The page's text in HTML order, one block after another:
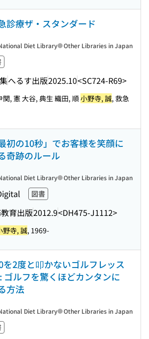
診療ザ・スタンダード
へるす出版2025.10<SC724-R69>
Diet Library Other Libraries in Japan
関, 憲 大谷, 典生 織田, 順小野寺, 誠, 救急
最初の10秒」でお客様を笑顔に
奇跡のルール
図書
育出版2012.9<DH475-J1112>
Diet Library Other Libraries in Japan
野寺, 誠, 1969-
を2度と叩かないゴルフレッス
ゴルフを驚くほどカンタンに
方法
Diet Library Other Libraries in Japan